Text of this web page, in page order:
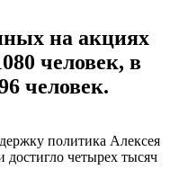
на акциях
человек, в
человек.
политика Алексея
достигло четырех тысяч